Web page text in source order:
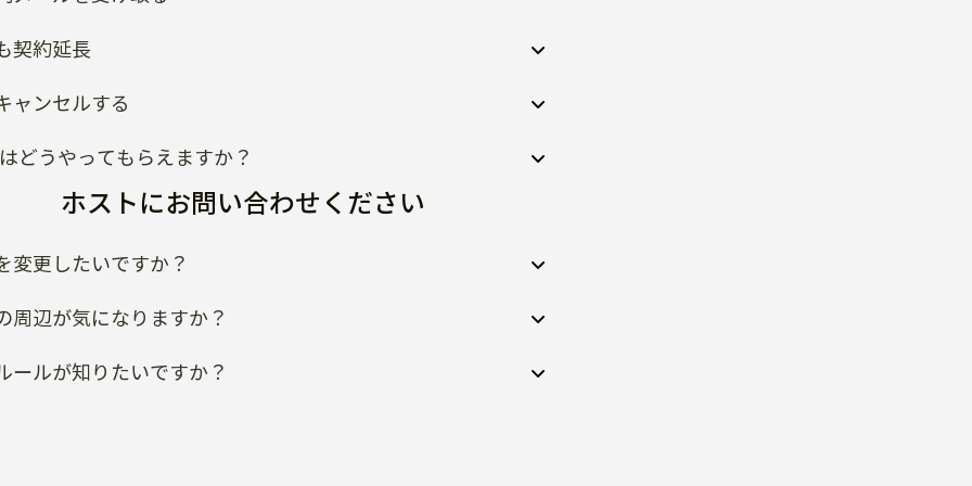
契約延長
ャンセルする
どうやってもらえますか？
ホストにお問い合わせください
変更したいですか？
周辺が気になりますか？
ールが知りたいですか？